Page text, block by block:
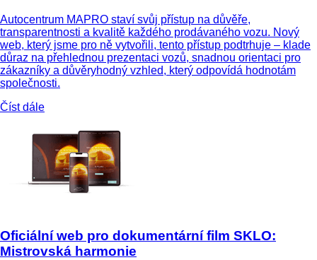
Autocentrum MAPRO staví svůj přístup na důvěře,
transparentnosti a kvalitě každého prodávaného vozu. Nový
web, který jsme pro ně vytvořili, tento přístup podtrhuje – klade
důraz na přehlednou prezentaci vozů, snadnou orientaci pro
zákazníky a důvěryhodný vzhled, který odpovídá hodnotám
společnosti.
Číst dále
Oficiální web pro dokumentární film SKLO:
Mistrovská harmonie